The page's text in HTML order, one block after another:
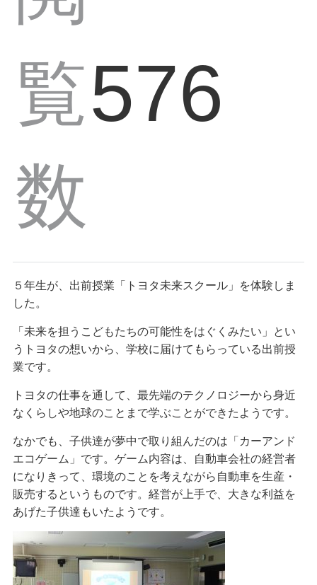
覧
数
576
５年生が、出前授業「トヨタ未来スクール」を体験しま
した。
「未来を担うこどもたちの可能性をはぐくみたい」とい
うトヨタの想いから、学校に届けてもらっている出前授
業です。
トヨタの仕事を通して、最先端のテクノロジーから身近
なくらしや地球のことまで学ぶことができたようです。
なかでも、子供達が夢中で取り組んだのは「カーアンド
エコゲーム」です。ゲーム内容は、自動車会社の経営者
になりきって、環境のことを考えながら自動車を生産・
販売するというものです。経営が上手で、大きな利益を
あげた子供達もいたようです。